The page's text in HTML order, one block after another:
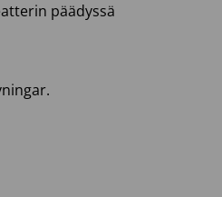
päädyssä